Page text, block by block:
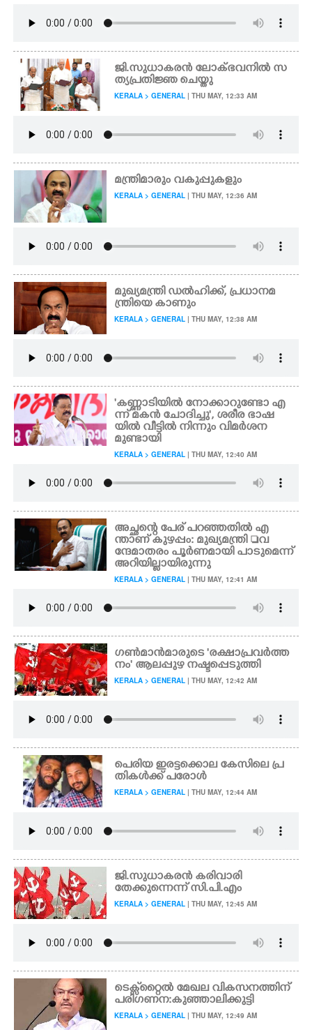
ജി.സുധാകരൻ ലോക്ഭവനിൽ സ
ത്യപ്രതിജ്ഞ ചെയ്തു
KERALA > GENERAL | THU MAY, 12:33 AM
മന്ത്രിമാരും വകുപ്പുകളും
KERALA > GENERAL | THU MAY, 12:36 AM
മുഖ്യമന്ത്രി ഡൽഹിക്ക്, പ്രധാനമ
ന്ത്രിയെ കാണും
KERALA > GENERAL | THU MAY, 12:38 AM
'കണ്ണാടിയിൽ നോക്കാറുണ്ടോ എ
ന്ന് മകൻ ചോദിച്ചു', ശരീര ഭാഷ
യിൽ വീട്ടിൽ നിന്നും വിമർശന
മുണ്ടായി
KERALA > GENERAL | THU MAY, 12:40 AM
അച്ഛന്റെ പേര് പറഞ്ഞതിൽ എ
ന്താണ് കുഴപ്പം: മുഖ്യമന്ത്രി വ
ന്ദേമാതരം പൂർണമായി പാടുമെന്ന്
അറിയില്ലായിരുന്നു
KERALA > GENERAL | THU MAY, 12:41 AM
ഗൺമാൻമാരുടെ 'രക്ഷാപ്രവർത്ത
നം' ആലപ്പുഴ നഷ്ടപ്പെടുത്തി
KERALA > GENERAL | THU MAY, 12:42 AM
പെരിയ ഇരട്ടക്കൊല കേസിലെ പ്ര
തികൾക്ക് പരോൾ
KERALA > GENERAL | THU MAY, 12:44 AM
ജി.സുധാകരൻ കരിവാരി
തേക്കുന്നെന്ന് സി.പി.എം
KERALA > GENERAL | THU MAY, 12:45 AM
ടെക്സ്‌റ്റൈൽ മേഖല വികസനത്തിന്
പരിഗണന:കുഞ്ഞാലിക്കുട്ടി
KERALA > GENERAL | THU MAY, 12:49 AM